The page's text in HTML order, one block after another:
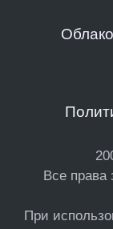
Все
При